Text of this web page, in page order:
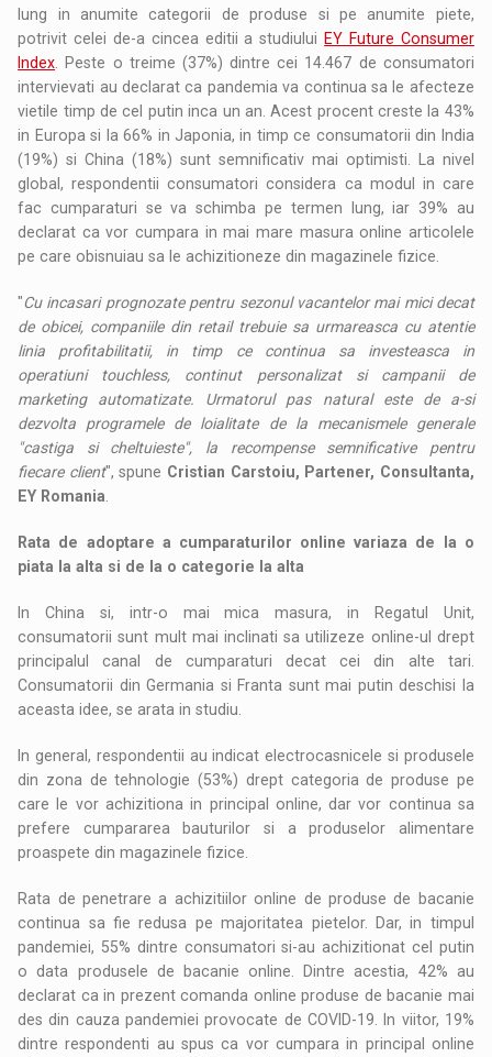
lung in anumite categorii de produse si pe anumite piete,
potrivit celei de-a cincea editii a studiului EY Future Consumer
Index . Peste o treime (37%) dintre cei 14.467 de consumatori
intervievati au declarat ca pandemia va continua sa le afecteze
vietile timp de cel putin inca un an. Acest procent creste la 43%
in Europa si la 66% in Japonia, in timp ce consumatorii din India
(19%) si China (18%) sunt semnificativ mai optimisti. La nivel
global, respondentii consumatori considera ca modul in care
fac cumparaturi se va schimba pe termen lung, iar 39% au
declarat ca vor cumpara in mai mare masura online articolele
pe care obisnuiau sa le achizitioneze din magazinele fizice.
"Cu incasari prognozate pentru sezonul vacantelor mai mici decat
de obicei, companiile din retail trebuie sa urmareasca cu atentie
linia profitabilitatii, in timp ce continua sa investeasca in
operatiuni touchless, continut personalizat si campanii de
marketing automatizate. Urmatorul pas natural este de a-si
dezvolta programele de loialitate de la mecanismele generale
"castiga si cheltuieste", la recompense semnificative pentru
fiecare client", spune Cristian Carstoiu, Partener, Consultanta,
EY Romania
Rata de adoptare a cumparaturilor online variaza de la o
piata la alta si de la o categorie la alta
In China si, intr-o mai mica masura, in Regatul Unit,
consumatorii sunt mult mai inclinati sa utilizeze online-ul drept
principalul canal de cumparaturi decat cei din alte tari.
Consumatorii din Germania si Franta sunt mai putin deschisi la
aceasta idee, se arata in studiu.
In general, respondentii au indicat electrocasnicele si produsele
din zona de tehnologie (53%) drept categoria de produse pe
care le vor achizitiona in principal online, dar vor continua sa
prefere cumpararea bauturilor si a produselor alimentare
proaspete din magazinele fizice.
Rata de penetrare a achizitiilor online de produse de bacanie
continua sa fie redusa pe majoritatea pietelor. Dar, in timpul
pandemiei, 55% dintre consumatori si-au achizitionat cel putin
o data produsele de bacanie online. Dintre acestia, 42% au
declarat ca in prezent comanda online produse de bacanie mai
des din cauza pandemiei provocate de COVID-19. In viitor, 19%
dintre respondenti au spus ca vor cumpara in principal online